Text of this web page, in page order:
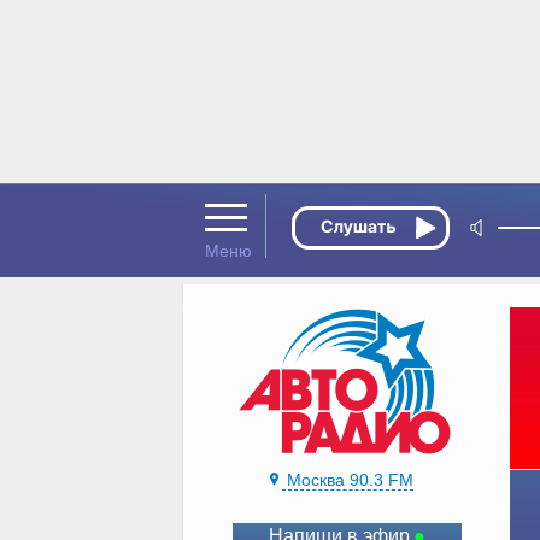
Москва 90.3 FM
Напиши в эфир